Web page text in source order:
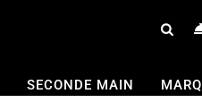
SECONDE MAIN